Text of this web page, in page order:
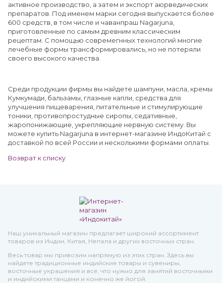
активное производство, а затем и экспорт аюрведических
препаратов. Под именем марки сегодня выпускается более
600 средств, в том числе и чаванпраш Nagarjuna,
приготовленные по самым древним классическим
рецептам. С помощью совремегнных технологий многие
лечебные формы трансформировались, но не потеряли
своего высокого качества.
Среди продукции фирмы вы найдете шампуни, масла, кремы
Кумкумади, бальзамы, глазные капли, средства для
улучшения пищеварения, питательные и стимулирующие
тоники, противопростудные сиропы, седативные,
жаропонижающие, укрепляющие нервную систему. Вы
можете купить Nagarjuna в интернет-магазине ИндоКитай с
доставкой по всей России и несколькими формами оплаты.
Возврат к списку
Наш уникальный магазин предлагает широкий ассортимент
товаров из Индии, Китая, Непала и других восточных стран.
Весь товар мы привозим напрямую из этих стран. Здесь вы
найдете традиционные индийские товары и сувениры,
восточные украшения и все, что нужно для занятий восточными
и индийскими танцами и конечно же йогой.